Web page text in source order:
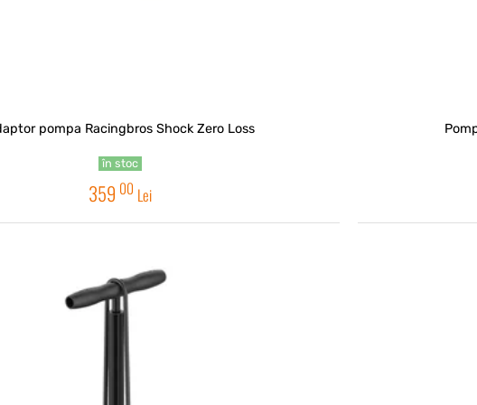
pompa Racingbros Shock Zero Loss
în stoc
359 00 Lei